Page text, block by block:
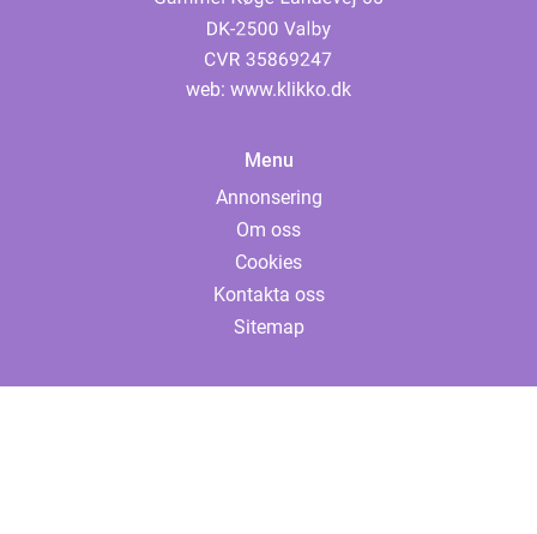
web: www.klikko.dk
Menu
Annonsering
Om oss
Cookies
Kontakta oss
Sitemap